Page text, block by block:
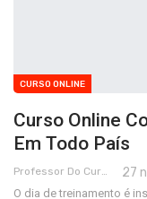
CURSO ONLINE
Curso Online
Em Todo País
27
O dia de treinamento é